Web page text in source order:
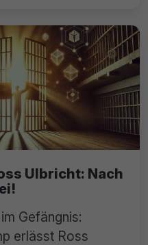
Ulbricht: Nach
Gefängnis:
erlässt Ross